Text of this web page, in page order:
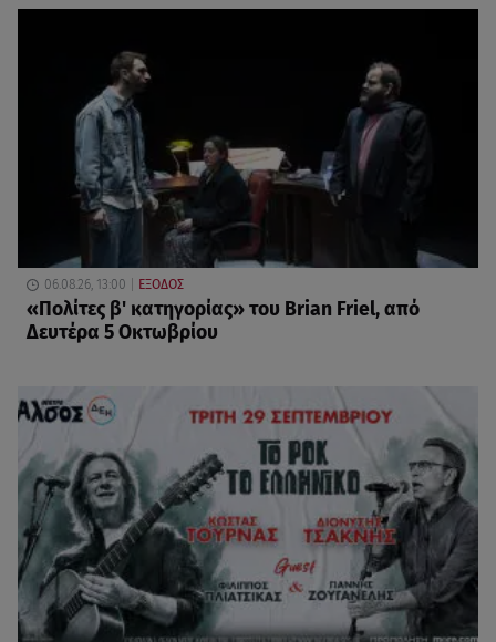
06.08.26, 13:00 ΕΞΟΔΟΣ
«Πολίτες β' κατηγορίας» του Brian Friel, από
Δευτέρα 5 Οκτωβρίου